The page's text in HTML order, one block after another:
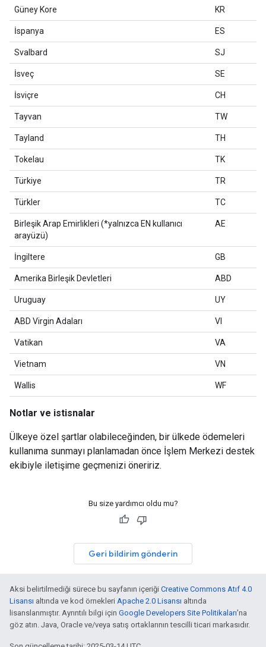
Güney Kore KR
İspanya ES
Svalbard SJ
İsveç SE
İsviçre CH
Tayvan TW
Tayland TH
Tokelau TK
Türkiye TR
Türkler TC
Birleşik Arap Emirlikleri (*yalnızca EN kullanıcı
arayüzü)
AE
İngiltere GB
Amerika Birleşik Devletleri ABD
Uruguay UY
ABD Virgin Adaları VI
Vatikan VA
Vietnam VN
Wallis WF
Notlar ve istisnalar
Ülkeye özel şartlar olabileceğinden, bir ülkede ödemeleri
kullanıma sunmayı planlamadan önce İşlem Merkezi destek
ekibiyle iletişime geçmenizi öneririz.
Bu size yardımcı oldu mu?
Geri bildirim gönderin
Aksi belirtilmediği sürece bu sayfanın içeriği Creative Commons Atıf 4.0
Lisansı altında ve kod örnekleri Apache 2.0 Lisansı altında
lisanslanmıştır. Ayrıntılı bilgi için Google Developers Site Politikaları'na
göz atın. Java, Oracle ve/veya satış ortaklarının tescilli ticari markasıdır.